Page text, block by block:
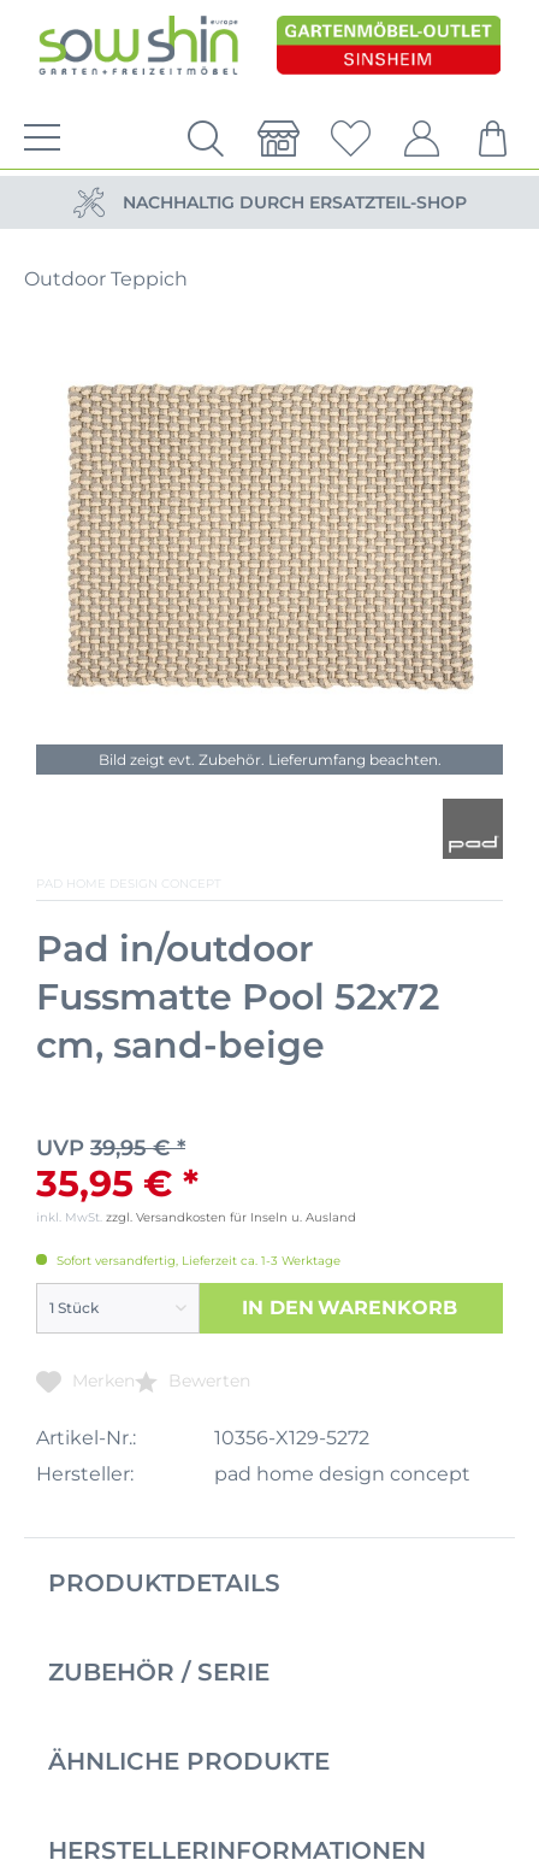
PERSÖNLICHE BERATUNG
NACHHALTIG DURCH ERSATZTEIL-SHOP
Outdoor Teppich
Bild zeigt evt. Zubehör. Lieferumfang beachten.
PAD HOME DESIGN CONCEPT
Pad in/outdoor
Fussmatte Pool 52x72
cm, sand-beige
UVP 39,95 € *
35,95 € *
inkl. MwSt. zzgl. Versandkosten für Inseln u. Ausland
Sofort versandfertig, Lieferzeit ca. 1-3 Werktage
IN DEN WARENKORB
Merken Bewerten
Artikel-Nr.:
10356-X129-5272
Hersteller:
pad home design concept
PRODUKTDETAILS
ZUBEHÖR / SERIE
ÄHNLICHE PRODUKTE
HERSTELLERINFORMATIONEN